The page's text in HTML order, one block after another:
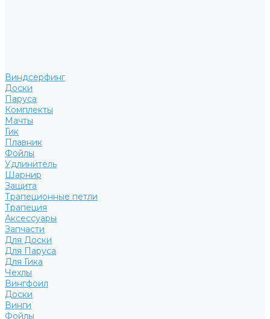
Виндсерфинг
Доски
Паруса
Комплекты
Мачты
Гик
Плавник
Фойлы
Удлинитель
Шарнир
Защита
Трапеционные петли
Трапеция
Аксессуары
Запчасти
Для Доски
Для Паруса
Для Гика
Чехлы
Вингфоил
Доски
Винги
Фойлы